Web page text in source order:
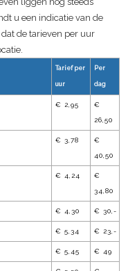
u een indicatie van de
de tarieven per uur
Tarief per
uur
Per
dag
€ 2,95
€
26,50
€ 3,78
€
40,50
€ 4,24
€
34,80
€ 4,30 € 30,-
€ 5,34 € 23,-
€ 5,45 € 49